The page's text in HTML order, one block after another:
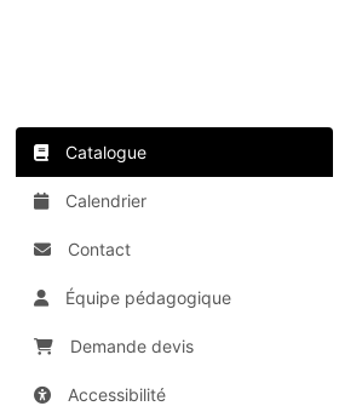
Catalogue
Calendrier
Contact
Équipe pédagogique
Demande devis
Accessibilité